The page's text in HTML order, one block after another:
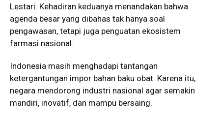
Lestari. Kehadiran keduanya menandakan bahwa
agenda besar yang dibahas tak hanya soal
pengawasan, tetapi juga penguatan ekosistem
farmasi nasional.
Indonesia masih menghadapi tantangan
ketergantungan impor bahan baku obat. Karena itu,
negara mendorong industri nasional agar semakin
mandiri, inovatif, dan mampu bersaing.